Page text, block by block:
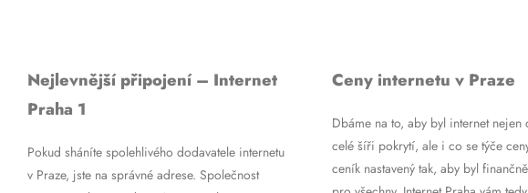
Nejlevnější připojení – Internet
Praha 1
Pokud sháníte spolehlivého dodavatele internetu
v Praze, jste na správné adrese. Společnost
Ceny internetu v Praze
Dbáme na to, aby byl internet nejen
celé šíři pokrytí, ale i co se týče
ceník nastavený tak, aby byl